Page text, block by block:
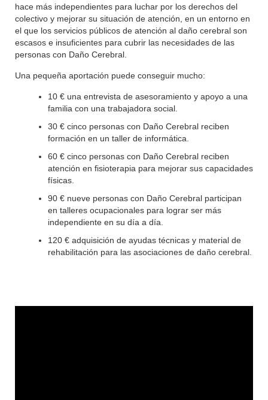
hace más independientes para luchar por los derechos del
colectivo y mejorar su situación de atención, en un entorno en
el que los servicios públicos de atención al daño cerebral son
escasos e insuficientes para cubrir las necesidades de las
personas con Daño Cerebral.
Una pequeña aportación puede conseguir mucho:
10 € una entrevista de asesoramiento y apoyo a una
familia con una trabajadora social.
30 € cinco personas con Daño Cerebral reciben
formación en un taller de informática.
60 € cinco personas con Daño Cerebral reciben
atención en fisioterapia para mejorar sus capacidades
físicas.
90 € nueve personas con Daño Cerebral participan
en talleres ocupacionales para lograr ser más
independiente en su día a día.
120 € adquisición de ayudas técnicas y material de
rehabilitación para las asociaciones de daño cerebral.